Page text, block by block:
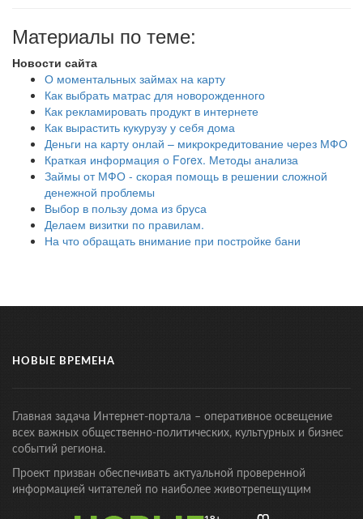
Материалы по теме:
Новости сайта
О моментальных займах на карту
Как выбрать матрас для новорожденного
Как рекламировать продукт в интернете
Как вырастить кукурузу у себя дома
Деньги на карту онлай – микрокредитование через МФО
Краткая информация о Forex. Методы анализа
Займы от МФО - скорая помощь в решении сложной
денежной проблемы
Выбор в пользу дома из бруса
Делаем визитки по правилам.
На что обращать внимание при постройке бани
НОВЫЕ ВРЕМЕНА
Главная задача Интернет-портала – оперативное освещение
всех важных общественно-политических, культурных и бизнес
событий региона.
Проект призван обеспечивать актуальной проверенной
информацией читателей по наиболее животрепещущим